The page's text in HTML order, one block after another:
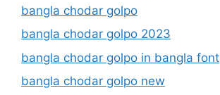
bangla chodar golpo
bangla chodar golpo 2023
bangla chodar golpo in bangla font
bangla chodar golpo new